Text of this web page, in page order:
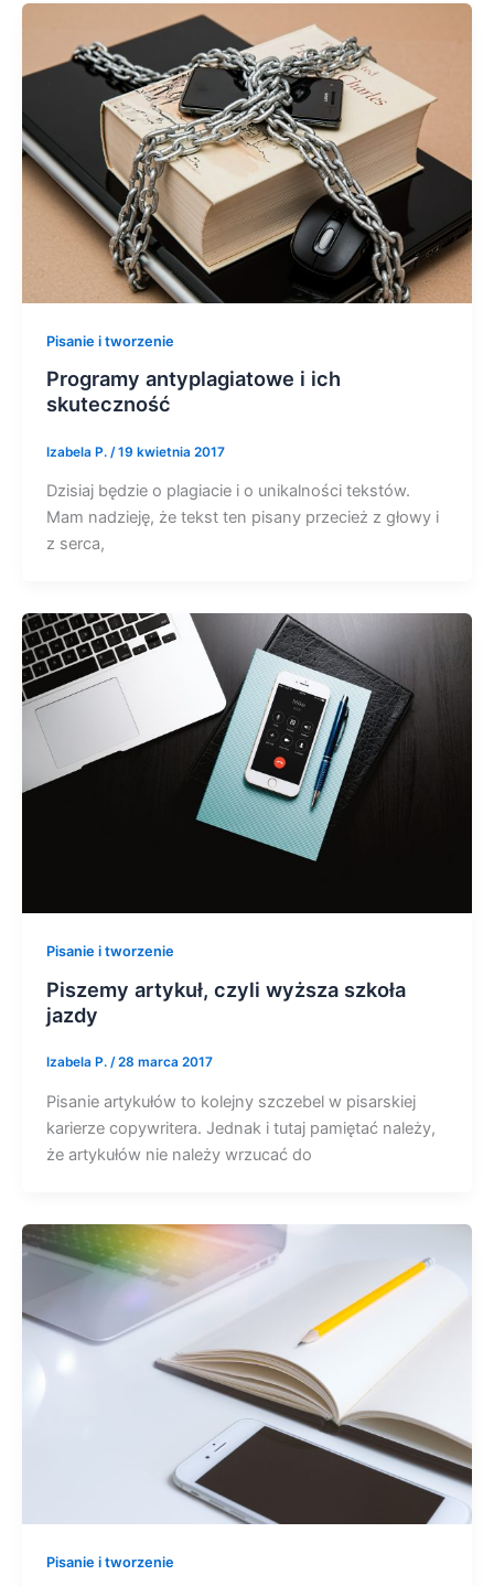
Pisanie i tworzenie
Programy antyplagiatowe i ich
skuteczność
Izabela P. /19 kwietnia 2017
Dzisiaj będzie o plagiacie i o unikalności tekstów.
Mam nadzieję, że tekst ten pisany przecież z głowy i
z serca,
Pisanie i tworzenie
Piszemy artykuł, czyli wyższa szkoła
jazdy
Izabela P. /28 marca 2017
Pisanie artykułów to kolejny szczebel w pisarskiej
karierze copywritera. Jednak i tutaj pamiętać należy,
że artykułów nie należy wrzucać do
Pisanie i tworzenie